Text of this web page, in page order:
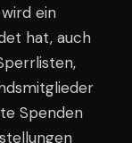
ein
hat, auch
Spenden